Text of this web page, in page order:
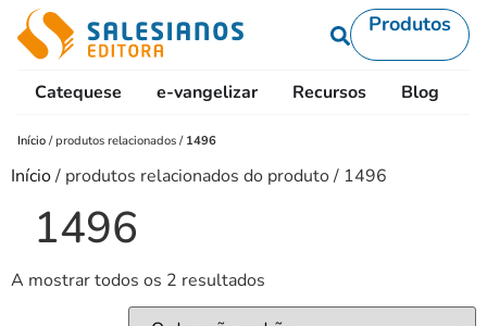
Produtos
Catequese e-vangelizar Recursos Blog
Início /produtos relacionados / 1496
Início/ produtos relacionados do produto / 1496
1496
A mostrar todos os 2 resultados